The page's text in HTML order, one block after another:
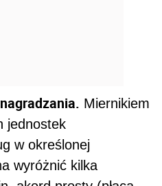
Miernikiem
jednostek
w określonej
wyróżnić kilka